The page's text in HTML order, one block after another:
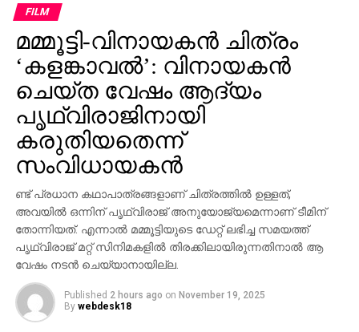
FILM
മമ്മൂട്ടി-വിനായകന്‍ ചിത്രം
‘കളങ്കാവല്‍’: വിനായകന്‍
ചെയ്ത വേഷം ആദ്യം
പൃഥ്വിരാജിനായി
കരുതിയതെന്ന്
സംവിധായകന്‍
ണ്ട് പ്രധാന കഥാപാത്രങ്ങളാണ് ചിത്രത്തില്‍ ഉള്ളത്,
അവയില്‍ ഒന്നിന് പൃഥ്വിരാജ് അനുയോജ്യമെന്നാണ് ടീമിന്
തോന്നിയത്. എന്നാല്‍ മമ്മൂട്ടിയുടെ ഡേറ്റ് ലഭിച്ച സമയത്ത്
പൃഥ്വിരാജ് മറ്റ് സിനിമകളില്‍ തിരക്കിലായിരുന്നതിനാല്‍ ആ
വേഷം നടന്‍ ചെയ്യാനായില്ല.
Published 2 hours ago on November 19, 2025
By webdesk18